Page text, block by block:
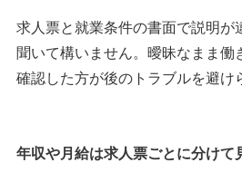
求人票と就業条件の書面で説明が
聞いて構いません。曖昧なまま働
確認した方が後のトラブルを避け
年収や月給は求人票ごとに分けて